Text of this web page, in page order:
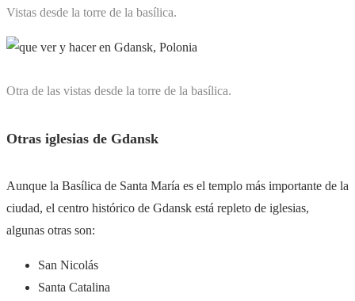
Vistas desde la torre de la basílica.
Otra de las vistas desde la torre de la basílica.
Otras iglesias de Gdansk
Aunque la Basílica de Santa María es el templo más importante de la
ciudad, el centro histórico de Gdansk está repleto de iglesias,
algunas otras son:
San Nicolás
Santa Catalina